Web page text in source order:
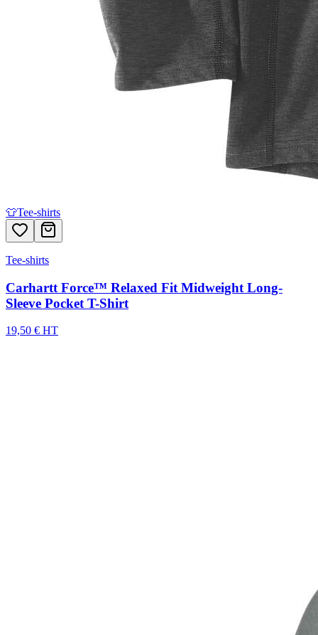
👕Tee-shirts
Tee-shirts
Carhartt Force™ Relaxed Fit Midweight Long-
Sleeve Pocket T-Shirt
19,50 € HT